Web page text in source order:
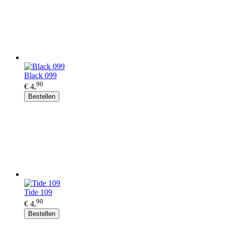
Black 099
€ 4,90
Bestellen
Tide 109
€ 4,90
Bestellen